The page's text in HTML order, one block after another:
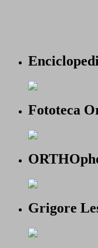
Fototeca
Grigore